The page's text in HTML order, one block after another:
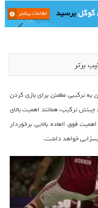
به ترکیبی مطمئن برای بازی کردن
ترکیب، همانند اهمیت بالای
فوق العاده بالایی برخوردار
بسزایی خواهد داشت.